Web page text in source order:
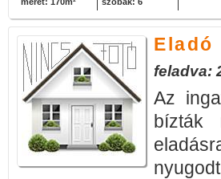
Eladó
feladva:
Az
bízták